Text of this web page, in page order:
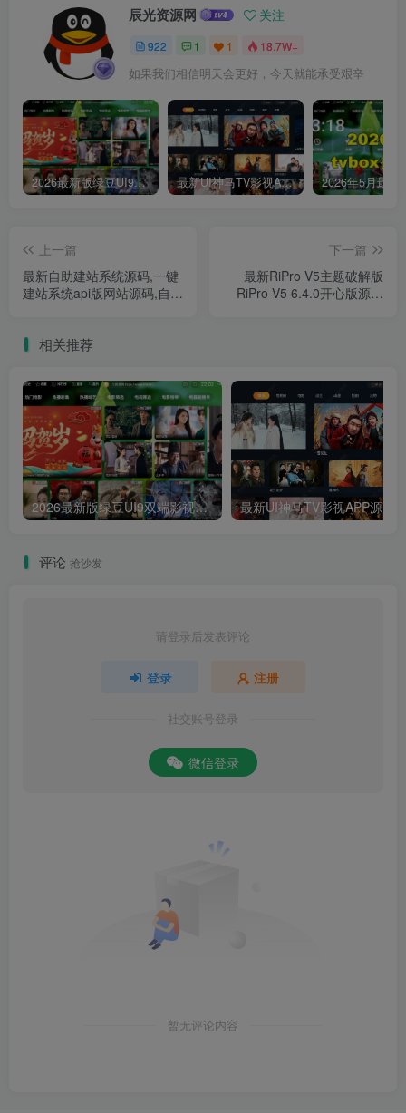
辰光资源网 关注
922 1 1 18.7W+
如果我们相信明天会更好，今天就能承受艰辛
2026最新版绿豆UI9双端影视APP源码 最新UI神马TV影视APP源码 乐檬影视苹果CMS后台 包含前后端源码
上一篇
最新自助建站系统源码,一键
建站系统api版网站源码,自动
下一篇
最新RiPro V5主题破解版
RiPro-V5 6.4.0开心版源码
相关推荐
2026最新版绿豆UI9双端影视APP源码
评论 抢沙发
请登录后发表评论
登录 注册
社交账号登录
微信登录
暂无评论内容